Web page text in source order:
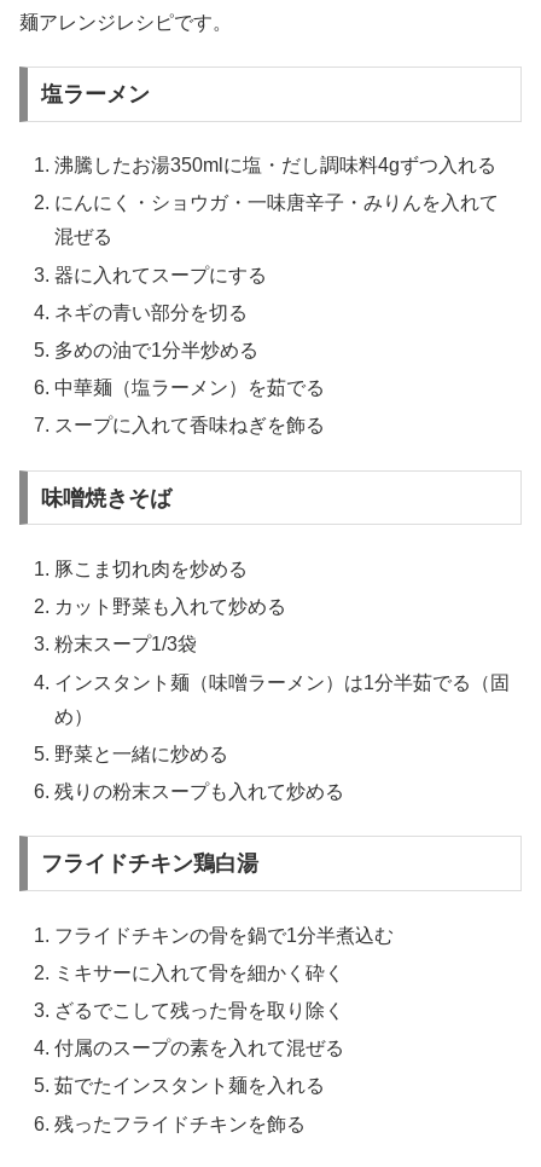
麺アレンジレシピです。
塩ラーメン
沸騰したお湯350mlに塩・だし調味料4gずつ入れる
にんにく・ショウガ・一味唐辛子・みりんを入れて
混ぜる
器に入れてスープにする
ネギの青い部分を切る
多めの油で1分半炒める
中華麺（塩ラーメン）を茹でる
スープに入れて香味ねぎを飾る
味噌焼きそば
豚こま切れ肉を炒める
カット野菜も入れて炒める
粉末スープ1/3袋
インスタント麺（味噌ラーメン）は1分半茹でる（固
め）
野菜と一緒に炒める
残りの粉末スープも入れて炒める
フライドチキン鶏白湯
フライドチキンの骨を鍋で1分半煮込む
ミキサーに入れて骨を細かく砕く
ざるでこして残った骨を取り除く
付属のスープの素を入れて混ぜる
茹でたインスタント麺を入れる
残ったフライドチキンを飾る